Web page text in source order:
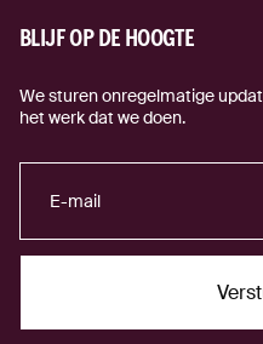
BLIJF OP DE HOOGTE
We sturen onregelmatige
het werk dat we doen.